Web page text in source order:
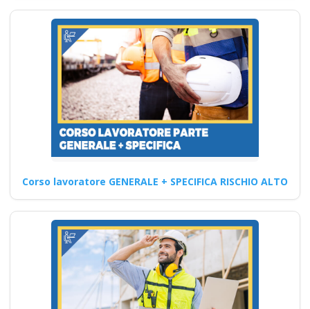
Sicurezza e
prevenzione degli
infortuni: Formazione
sulla sicurezza sul
lavoro per i gestori di
campeggi
Corso specifico per lavoratori
esposti a pericoli Corso
Continua
Quali sono le
competenze di
Corso lavoratore GENERALE + SPECIFICA RISCHIO ALTO